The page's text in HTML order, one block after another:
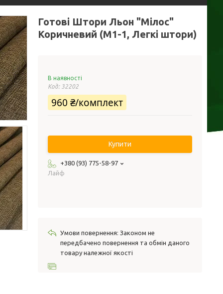
Готові Штори Льон "Мілос"
Коричневий (М1-1, Легкі штори)
В наявності
Код: 32202
960 ₴/комплект
Купити
+380 (93) 775-58-97
Лайф
Законом не
передбачено повернення та обмін даного
товару належної якості